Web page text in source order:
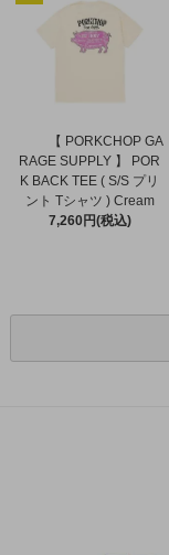
【 PORKCHOP GA
RAGE SUPPLY 】 POR
K BACK TEE ( S/S プリ
ント Tシャツ ) Cream
7,260円(税込)